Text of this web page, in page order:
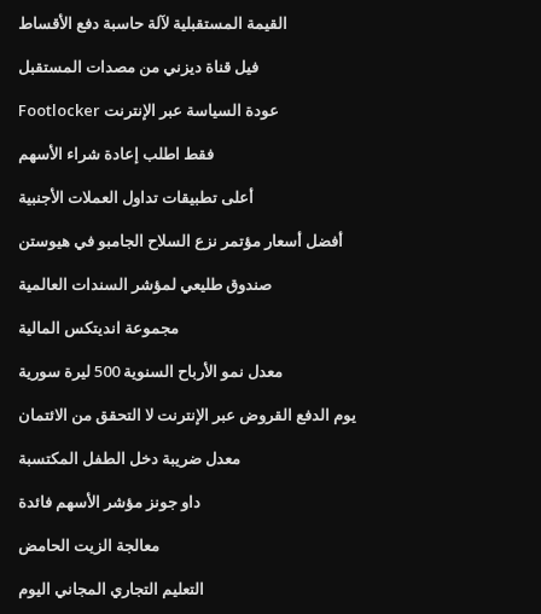
القيمة المستقبلية لآلة حاسبة دفع الأقساط
فيل قناة ديزني من مصدات المستقبل
Footlocker عودة السياسة عبر الإنترنت
فقط اطلب إعادة شراء الأسهم
أعلى تطبيقات تداول العملات الأجنبية
أفضل أسعار مؤتمر نزع السلاح الجامبو في هيوستن
صندوق طليعي لمؤشر السندات العالمية
مجموعة انديتكس المالية
معدل نمو الأرباح السنوية 500 ليرة سورية
يوم الدفع القروض عبر الإنترنت لا التحقق من الائتمان
معدل ضريبة دخل الطفل المكتسبة
داو جونز مؤشر الأسهم فائدة
معالجة الزيت الحامض
التعليم التجاري المجاني اليوم